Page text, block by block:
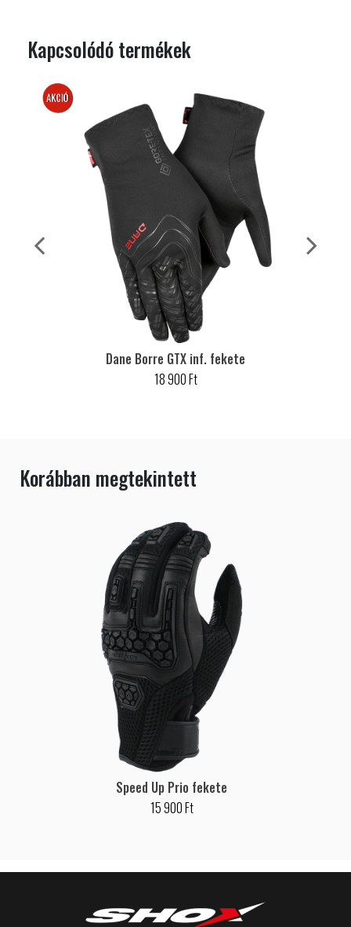
Kapcsolódó termékek
AKCIÓS
Dane Borre GTX inf. fekete
18 900 Ft
Korábban megtekintett
Speed Up Prio fekete
15 900 Ft